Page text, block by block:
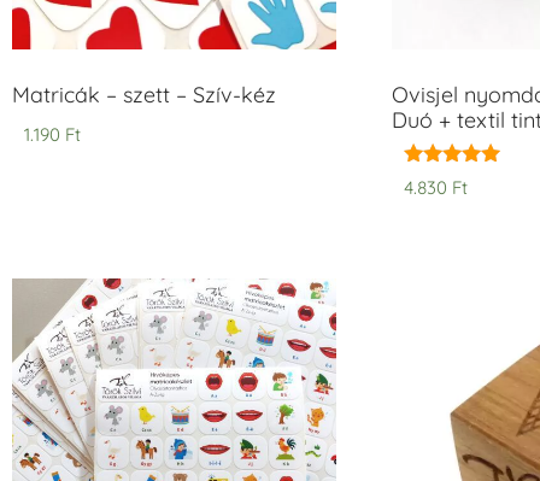
Matricák – szett – Szív-kéz
1.190 Ft
Ovisjel
Duó + textil
Értékelés:
5.00
4.830 Ft